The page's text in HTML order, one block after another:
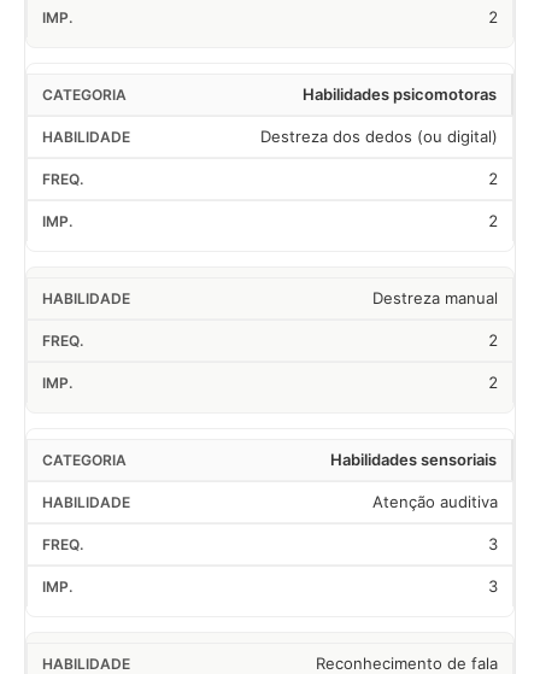
2
Habilidades psicomotoras
Destreza dos dedos (ou digital)
2
2
Destreza manual
2
2
Habilidades sensoriais
Atenção auditiva
3
3
Reconhecimento de fala